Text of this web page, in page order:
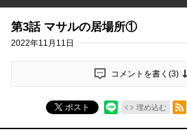
第3話 マサルの居場所①
2022年11月11日
コメントを書く(3)
ポスト 埋め込む
RSSフィード